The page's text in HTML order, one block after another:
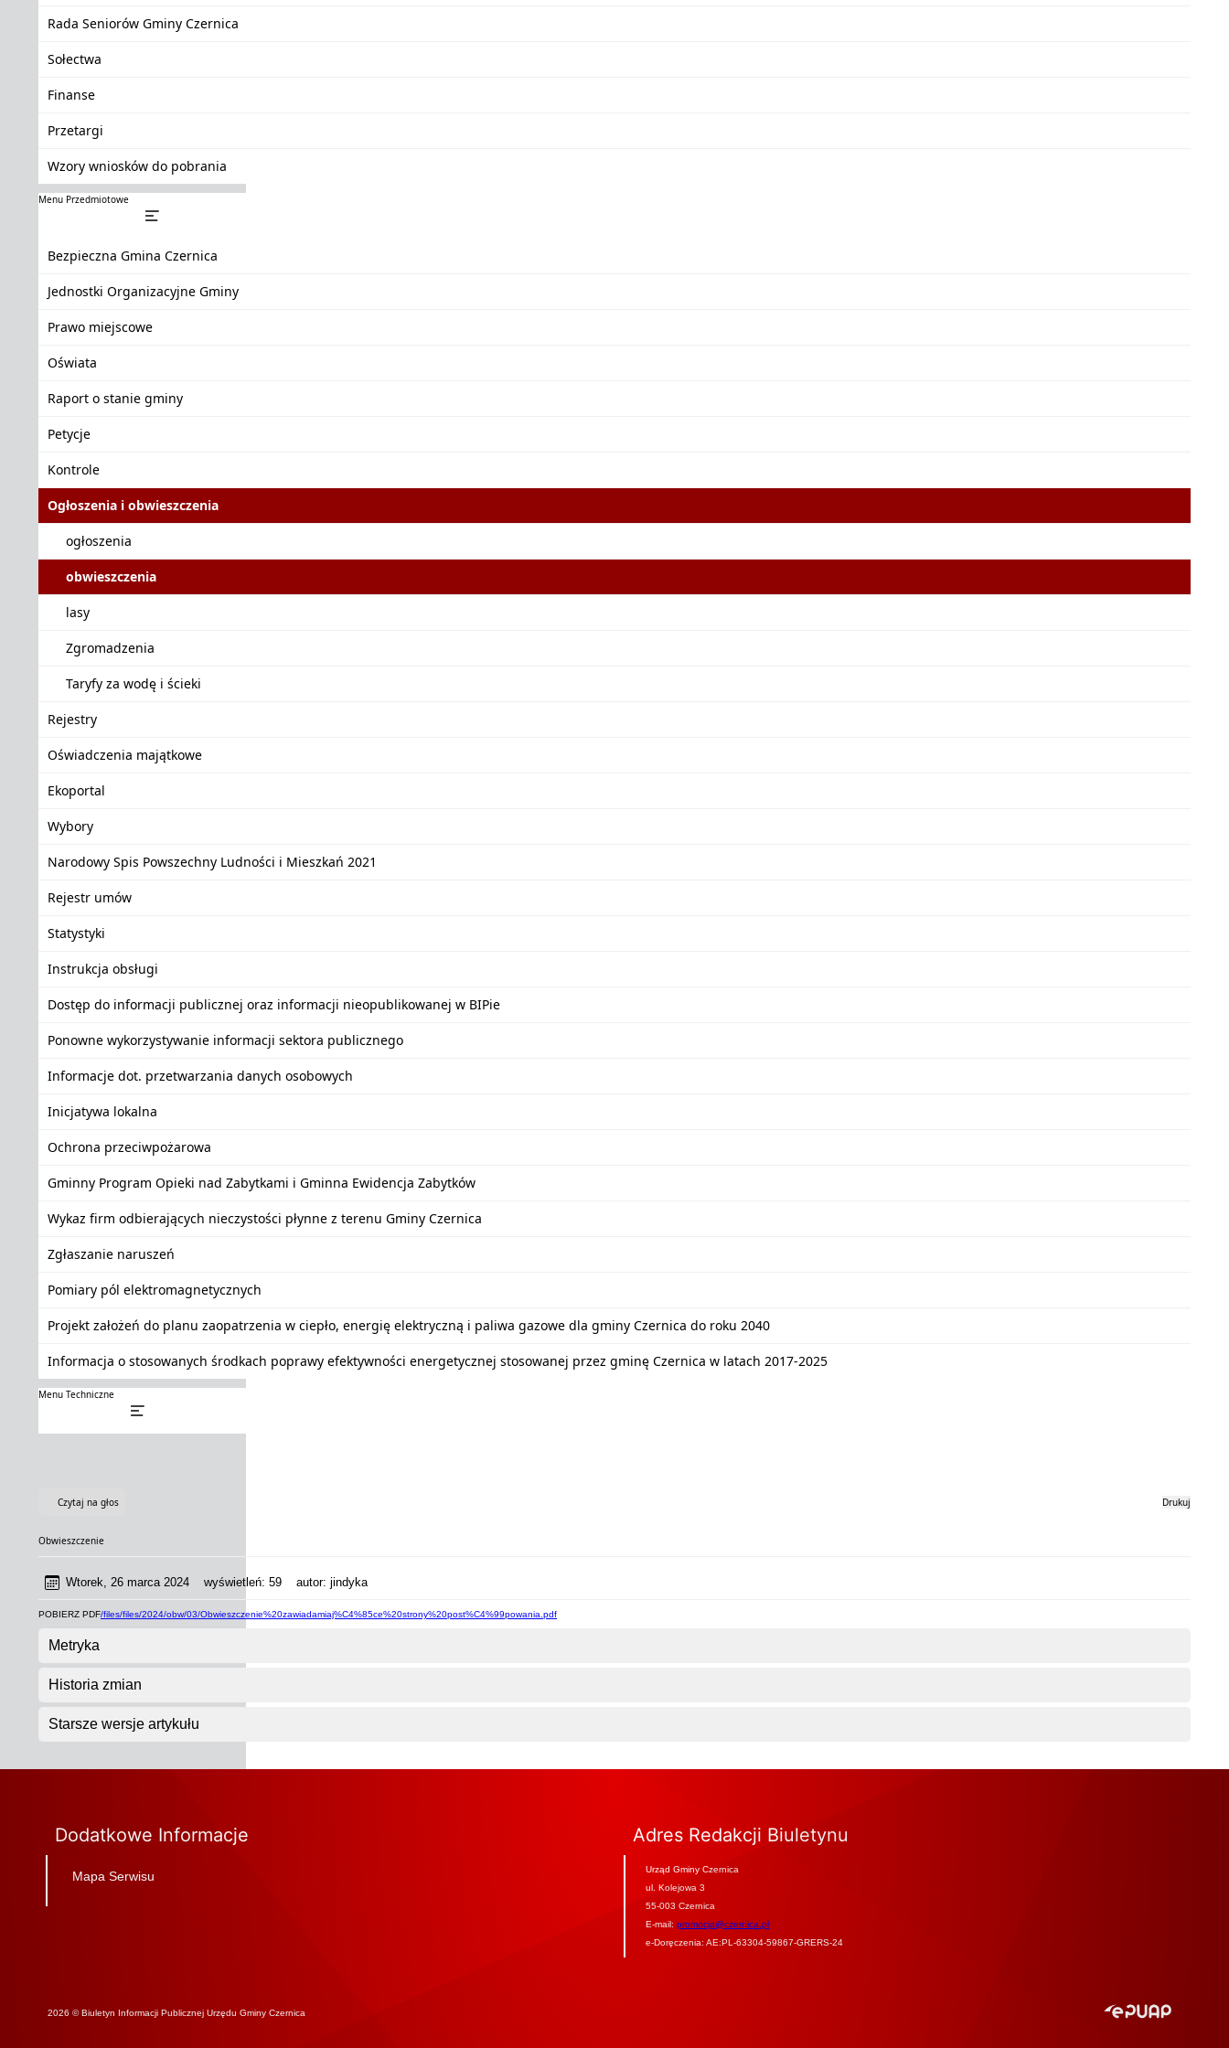
Rada Seniorów Gminy Czernica
Sołectwa
Finanse
Przetargi
Wzory wniosków do pobrania
Menu Przedmiotowe
Bezpieczna Gmina Czernica
Jednostki Organizacyjne Gminy
Prawo miejscowe
Oświata
Raport o stanie gminy
Petycje
Kontrole
Ogłoszenia i obwieszczenia
ogłoszenia
obwieszczenia
lasy
Zgromadzenia
Taryfy za wodę i ścieki
Rejestry
Oświadczenia majątkowe
Ekoportal
Wybory
Narodowy Spis Powszechny Ludności i Mieszkań 2021
Rejestr umów
Statystyki
Instrukcja obsługi
Dostęp do informacji publicznej oraz informacji nieopublikowanej w BIPie
Ponowne wykorzystywanie informacji sektora publicznego
Informacje dot. przetwarzania danych osobowych
Inicjatywa lokalna
Ochrona przeciwpożarowa
Gminny Program Opieki nad Zabytkami i Gminna Ewidencja Zabytków
Wykaz firm odbierających nieczystości płynne z terenu Gminy Czernica
Zgłaszanie naruszeń
Pomiary pól elektromagnetycznych
Projekt założeń do planu zaopatrzenia w ciepło, energię elektryczną i paliwa gazowe dla gminy Czernica do roku 2040
Informacja o stosowanych środkach poprawy efektywności energetycznej stosowanej przez gminę Czernica w latach 2017-2025
Menu Techniczne
Czytaj na głos Drukuj
Obwieszczenie
Wtorek, 26 marca 2024 wyświetleń: 59 autor: jindyka
POBIERZ PDF/files/files/2024/obw/03/Obwieszczenie%20zawiadamiaj%C4%85ce%20strony%20post%C4%99powania.pdf
Metryka
Historia zmian
Starsze wersje artykułu
Dodatkowe Informacje
Mapa Serwisu
Adres Redakcji Biuletynu
Urząd Gminy Czernica
ul. Kolejowa 3
55-003 Czernica
E-mail: promocja@czernica.pl
e-Doręczenia: AE:PL-63304-59867-GRERS-24
2026 © Biuletyn Informacji Publicznej Urzędu Gminy Czernica